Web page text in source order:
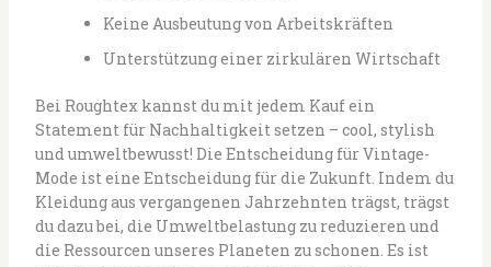
Keine Ausbeutung von Arbeitskräften
Unterstützung einer zirkulären Wirtschaft
Bei Roughtex kannst du mit jedem Kauf ein
Statement für Nachhaltigkeit setzen – cool, stylish
und umweltbewusst! Die Entscheidung für Vintage-
Mode ist eine Entscheidung für die Zukunft. Indem du
Kleidung aus vergangenen Jahrzehnten trägst, trägst
du dazu bei, die Umweltbelastung zu reduzieren und
die Ressourcen unseres Planeten zu schonen. Es ist